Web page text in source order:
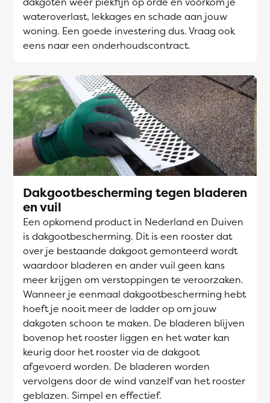
wateroverlast, lekkages en schade aan jouw
woning. Een goede investering dus. Vraag ook
eens naar een onderhoudscontract.
Dakgootbescherming tegen bladeren
en vuil
Een opkomend product in Nederland en Duiven
is dakgootbescherming. Dit is een rooster dat
over je bestaande dakgoot gemonteerd wordt
waardoor bladeren en ander vuil geen kans
meer krijgen om verstoppingen te veroorzaken.
Wanneer je eenmaal dakgootbescherming hebt
hoeft je nooit meer de ladder op om jouw
dakgoten schoon te maken. De bladeren blijven
bovenop het rooster liggen en het water kan
keurig door het rooster via de dakgoot
afgevoerd worden. De bladeren worden
vervolgens door de wind vanzelf van het rooster
geblazen. Simpel en effectief.